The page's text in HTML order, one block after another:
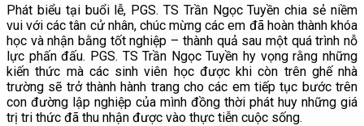
Phát biểu tại buổi lễ, PGS. TS Trần Ngọc Tuyền chia sẻ niềm
vui với các tân cử nhân, chúc mừng các em đã hoàn thành khóa
học và nhận bằng tốt nghiệp – thành quả sau một quá trình nỗ
lực phấn đấu. PGS. TS Trần Ngọc Tuyền hy vọng rằng những
kiến thức mà các sinh viên học được khi còn trên ghế nhà
trường sẽ trở thành hành trang cho các em tiếp tục bước trên
con đường lập nghiệp của mình đồng thời phát huy những giá
trị tri thức đã thu nhận được vào thực tiễn cuộc sống.